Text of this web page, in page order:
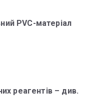
PVC-матеріал
реагентів – див.